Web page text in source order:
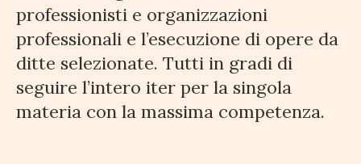
professionisti e organizzazioni
professionali e l’esecuzione di opere da
ditte selezionate. Tutti in gradi di
seguire l’intero iter per la singola
materia con la massima competenza.